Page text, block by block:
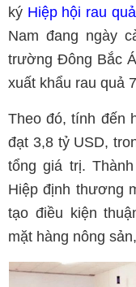
ký Hiệp hội rau
Nam đang ngày
trường Đông Bắc
xuất khẩu rau quả
Theo đó, tính đến
đạt 3,8 tỷ USD,
tổng giá trị.
Hiệp định thương
tạo điều kiện
mặt hàng nông